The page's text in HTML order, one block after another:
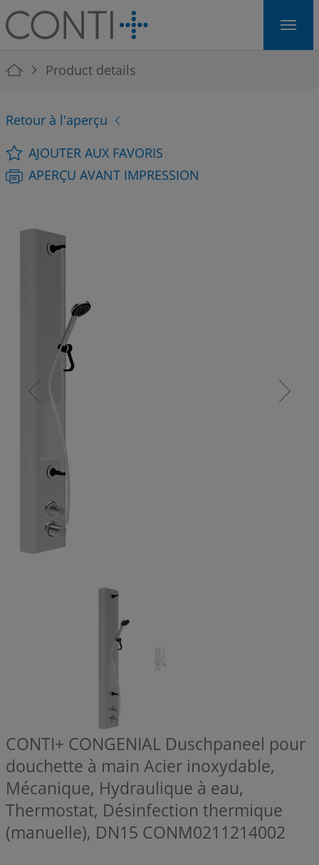
Skip to main navigation
Skip to main content
Skip to page footer
You are here:
Product details
Retour à l'aperçu
AJOUTER AUX FAVORIS
APERÇU AVANT IMPRESSION
CONTI+ CONGENIAL Duschpaneel pour
douchette à main Acier inoxydable,
Mécanique, Hydraulique à eau,
Thermostat, Désinfection thermique
(manuelle), DN15 CONM0211214002